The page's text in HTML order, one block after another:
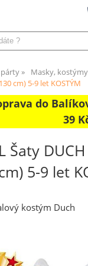
párty
Masky,
cm) 5-9 let KOSTÝM
do
39
Šaty
5-9 let
kostým Duch